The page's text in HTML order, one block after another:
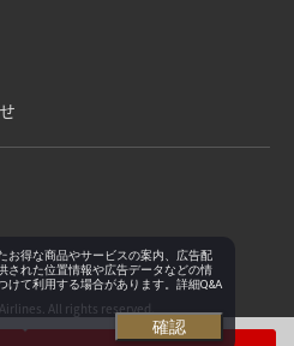
All rights reserved.
お得な商品やサービスの案内、広告配
された位置情報や広告データなどの情
けて利用する場合があります。詳細Q&A
確認